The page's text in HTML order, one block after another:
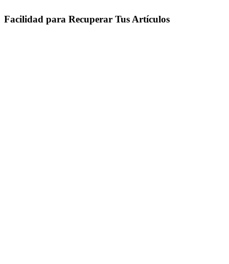
Facilidad para Recuperar Tus Artículos